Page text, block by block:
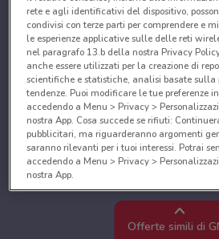
Offerte simili di
rete e agli identificativi del dispositivo,
condivisi con terze parti per comprendere e
le esperienze applicative sulle delle reti
nel paragrafo 13.b della nostra Privacy
anche essere utilizzati per la creazione di
scientifiche e statistiche, analisi basate sulla
tendenze. Puoi modificare le tue preferenze
accedendo a Menu > Privacy >
nostra App. Cosa succede se rifiuti:
pubblicitari, ma riguarderanno argomenti
saranno rilevanti per i tuoi interessi. Potrai
accedendo a Menu > Privacy >
nostra App.
Noi e i nostri partner trattiamo i
Utilizzare dati di geolocalizzazione precisi.
caratteristiche del dispositivo ai fini